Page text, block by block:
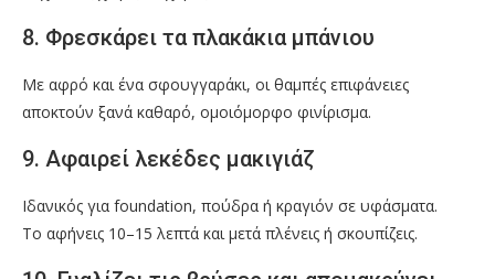
8. Φρεσκάρει τα πλακάκια μπάνιου
Με αφρό και ένα σφουγγαράκι, οι θαμπές επιφάνειες
αποκτούν ξανά καθαρό, ομοιόμορφο φινίρισμα.
9. Αφαιρεί λεκέδες μακιγιάζ
Ιδανικός για foundation, πούδρα ή κραγιόν σε υφάσματα.
Το αφήνεις 10–15 λεπτά και μετά πλένεις ή σκουπίζεις.